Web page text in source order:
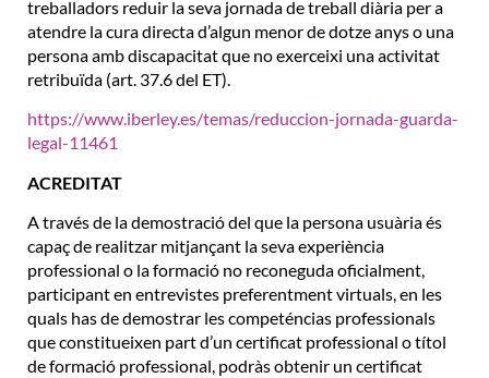
treballadors reduir la seva jornada de treball diària per a
atendre la cura directa d’algun menor de dotze anys o una
persona amb discapacitat que no exerceixi una activitat
retribuïda (art. 37.6 del ET).
https://www.iberley.es/temas/reduccion-jornada-guarda-
legal-11461
ACREDITAT
A través de la demostració del que la persona usuària és
capaç de realitzar mitjançant la seva experiència
professional o la formació no reconeguda oficialment,
participant en entrevistes preferentment virtuals, en les
quals has de demostrar les competéncias professionals
que constitueixen part d’un certificat professional o títol
de formació professional, podràs obtenir un certificat